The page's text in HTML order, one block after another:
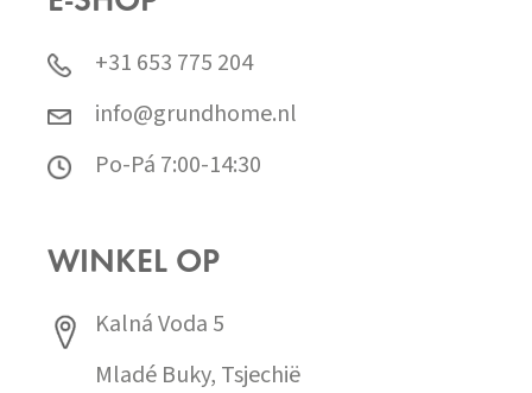
+31 653 775 204
info@grundhome.nl
Po-Pá 7:00-14:30
WINKEL OP
Kalná Voda 5
Mladé Buky, Tsjechië